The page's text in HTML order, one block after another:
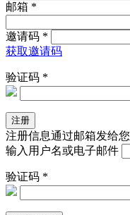
邮箱 *
邀请码 *
获取邀请码
验证码 *
注册信息通过邮箱发给您
输入用户名或电子邮件
验证码 *